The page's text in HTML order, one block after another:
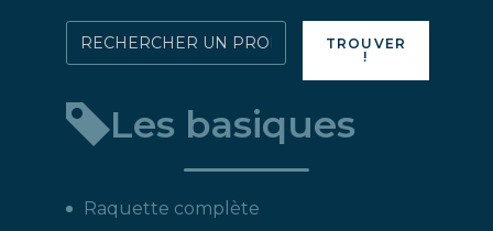
Rechercher
directement
produit
:
TROUVER
!
Les basiques
Raquette complète